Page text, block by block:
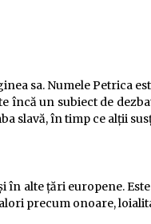
sa. Numele Petrica
încă un subiect de
slavă, în timp ce alții
în alte țări europene.
precum onoare,